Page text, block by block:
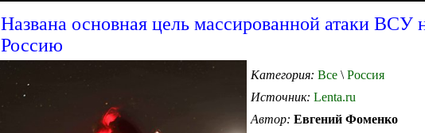
Названа основная цель массированной атаки ВСУ
Россию
Категория: Все \ Россия
Источник: Lenta.ru
Автор: Евгений Фоменко